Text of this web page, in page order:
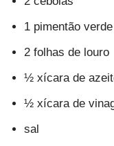
1 pimentão
2 folhas de louro
½ xícara de
½ xícara de
sal